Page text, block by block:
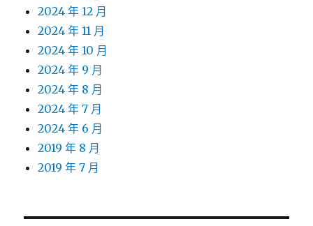
2024 年 12 月
2024 年 11 月
2024 年 10 月
2024 年 9 月
2024 年 8 月
2024 年 7 月
2024 年 6 月
2019 年 8 月
2019 年 7 月